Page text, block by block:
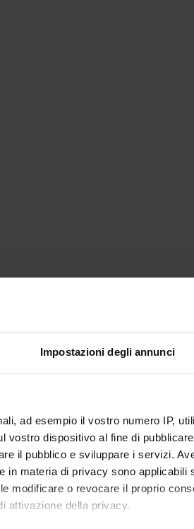
Impostazioni degli annunci
ad esempio il vostro numero IP,
dispositivo al fine di
il pubblico e sviluppare i servizi.
materia di privacy sono applicabili
modificare o revocare il proprio
attivazione della privacy.